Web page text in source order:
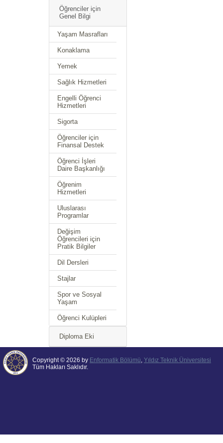
Öğrenciler için
Genel Bilgi
Yaşam Masrafları
Konaklama
Yemek
Sağlık Hizmetleri
Engelli Öğrenci
Hizmetleri
Sigorta
Öğrenciler için
Finansal Destek
Öğrenci İşleri
Daire Başkanlığı
Öğrenim
Hizmetleri
Uluslarası
Programlar
Değişim
Öğrencileri için
Pratik Bilgiler
Dil Dersleri
Stajlar
Spor ve Sosyal
Yaşam
Öğrenci Kulüpleri
Diploma Eki
Copyright © 2026 by Enformatik Bölümü, Yıldız Teknik Üniversitesi
Tüm Hakları Saklıdır.